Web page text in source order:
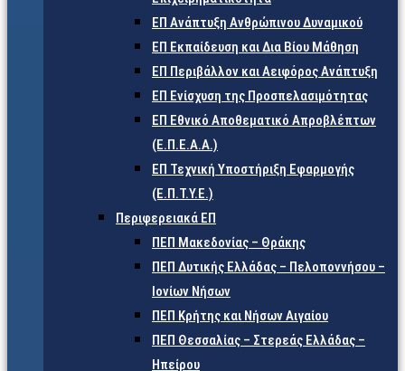
ΕΠ Ανάπτυξη Ανθρώπινου Δυναμικού
ΕΠ Εκπαίδευση και Δια Βίου Μάθηση
ΕΠ Περιβάλλον και Αειφόρος Ανάπτυξη
ΕΠ Ενίσχυση της Προσπελασιμότητας
ΕΠ Εθνικό Αποθεματικό Απροβλέπτων
(Ε.Π.Ε.Α.Α.)
ΕΠ Τεχνική Υποστήριξη Εφαρμογής
(Ε.Π.Τ.Υ.Ε.)
Περιφερειακά ΕΠ
ΠΕΠ Μακεδονίας – Θράκης
ΠΕΠ Δυτικής Ελλάδας – Πελοποννήσου –
Ιονίων Νήσων
ΠΕΠ Κρήτης και Νήσων Αιγαίου
ΠΕΠ Θεσσαλίας – Στερεάς Ελλάδας –
Ηπείρου